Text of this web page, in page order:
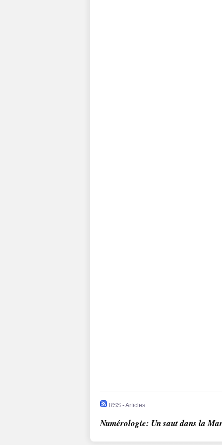
RSS - Articles
Numérologie: Un saut dans la